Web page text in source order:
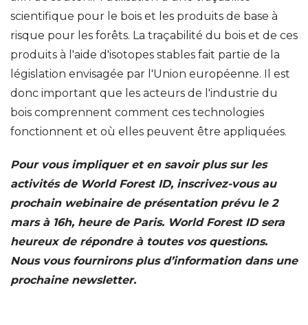
scientifique pour le bois et les produits de base à
risque pour les forêts. La traçabilité du bois et de ces
produits à l'aide d'isotopes stables fait partie de la
législation envisagée par l'Union européenne. Il est
donc important que les acteurs de l'industrie du
bois comprennent comment ces technologies
fonctionnent et où elles peuvent être appliquées.
Pour vous impliquer et en savoir plus sur les
activités de World Forest ID, inscrivez-vous au
prochain webinaire de présentation prévu le 2
mars à 16h, heure de Paris. World Forest ID sera
heureux de répondre à toutes vos questions.
Nous vous fournirons plus d’information dans une
prochaine newsletter.